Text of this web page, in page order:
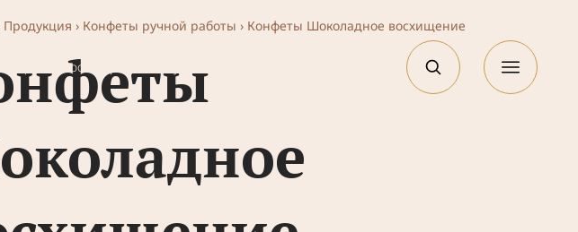
Новости
Продукция › Конфеты ручной работы › Конфеты Шоколадное восхищение